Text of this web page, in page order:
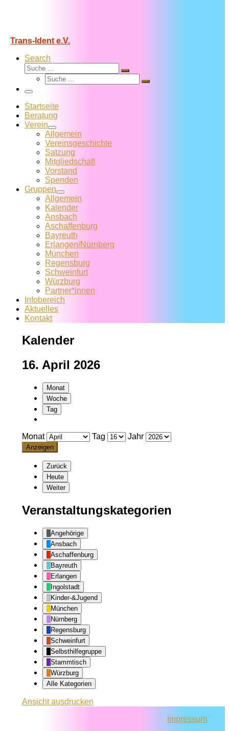
Trans-Ident e.V.
Search
Suche
Suche
Suche
Suche
Menü
Startseite
Beratung
Verein
Allgemein
Vereins­geschichte
Satzung
Mitglied­schaft
Vorstand
Spenden
Gruppen
Allgemein
Kalender
Ansbach
Aschaffenburg
Bayreuth
Erlangen/Nürnberg
München
Regensburg
Schweinfurt
Würzburg
Partner*innen
Infobereich
Aktuelles
Kontakt
Kalender
16. April 2026
Monat
Woche
Tag
Monat Tag Jahr
Zurück
Heute
Weiter
Veranstaltungskategorien
Angehörige
Ansbach
Aschaffenburg
Bayreuth
Erlangen
Ingolstadt
Kinder-&Jugend
München
Nürnberg
Regensburg
Schweinfurt
Selbsthilfegruppe
Stammtisch
Würzburg
Alle Kategorien
Ansichtausdrucken
Impressum